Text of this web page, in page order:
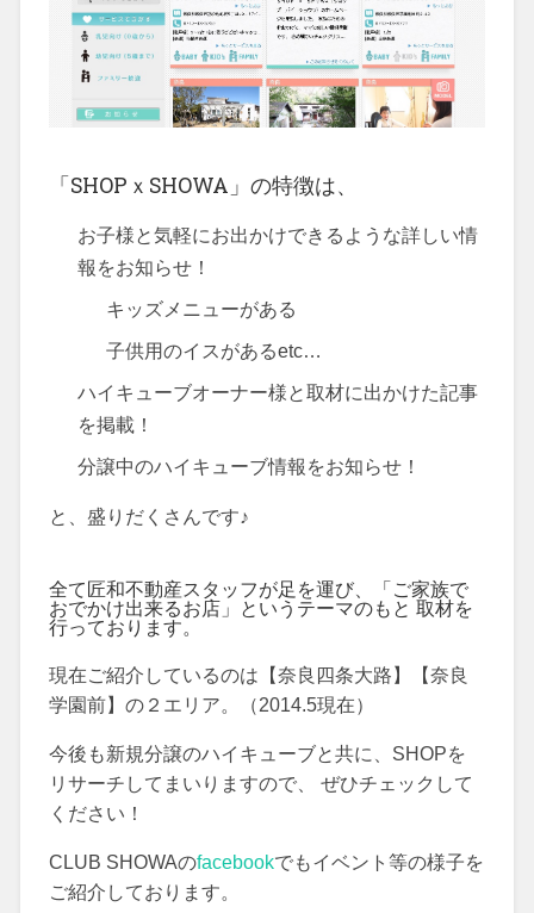
「SHOPｘSHOWA」の特徴は、
お子様と気軽にお出かけできるような詳しい情
報をお知らせ！
キッズメニューがある
子供用のイスがあるetc…
ハイキューブオーナー様と取材に出かけた記事
を掲載！
分譲中のハイキューブ情報をお知らせ！
と、盛りだくさんです♪
全て匠和不動産スタッフが足を運び、「ご家族で
おでかけ出来るお店」というテーマのもと 取材を
行っております。
現在ご紹介しているのは【奈良四条大路】【奈良
学園前】の２エリア。（2014.5現在）
今後も新規分譲のハイキューブと共に、SHOPを
リサーチしてまいりますので、 ぜひチェックして
ください！
CLUB SHOWAのfacebookでもイベント等の様子を
ご紹介しております。